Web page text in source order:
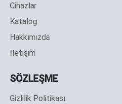
Cihazlar
Katalog
Hakkımızda
İletişim
SÖZLEŞME
Gizlilik Politikası